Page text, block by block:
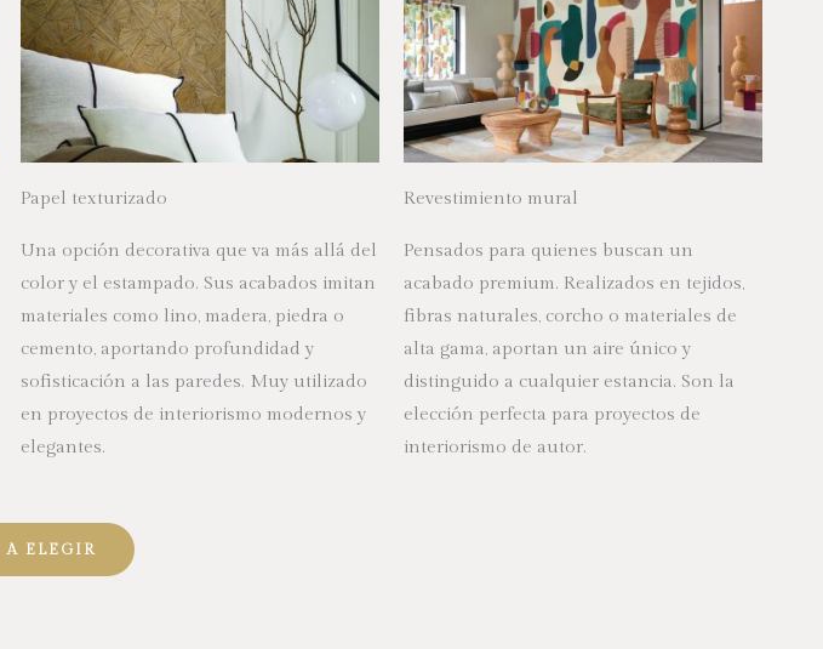
Papel texturizado
Una opción decorativa que va más allá del
color y el estampado. Sus acabados imitan
materiales como lino, madera, piedra o
cemento, aportando profundidad y
sofisticación a las paredes. Muy utilizado
en proyectos de interiorismo modernos y
elegantes.
Revestimiento mural
Pensados para quienes buscan un
acabado premium. Realizados en tejidos,
fibras naturales, corcho o materiales de
alta gama, aportan un aire único y
distinguido a cualquier estancia. Son la
elección perfecta para proyectos de
interiorismo de autor.
A ELEGIR